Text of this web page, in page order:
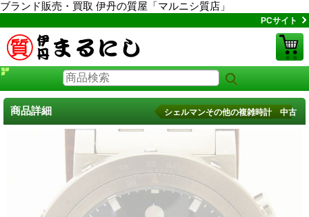
ブランド販売・買取 伊丹の質屋「マルニシ質店」
PCサイト
商品詳細 シェルマンその他の複雑時計 中古